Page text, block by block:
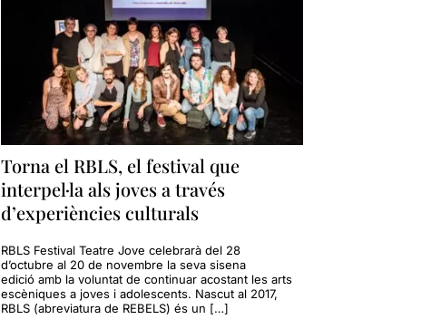
Torna el RBLS, el festival que
interpel·la als joves a través
d’experiències culturals
RBLS Festival Teatre Jove celebrarà del 28
d’octubre al 20 de novembre la seva sisena
edició amb la voluntat de continuar acostant les arts
escèniques a joves i adolescents. Nascut al 2017,
RBLS (abreviatura de REBELS) és un […]